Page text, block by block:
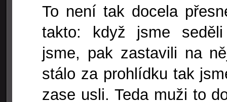
To není tak docela
takto: když jsme
jsme, pak zastavili na
stálo za prohlídku tak
zase usli. Teda muži to